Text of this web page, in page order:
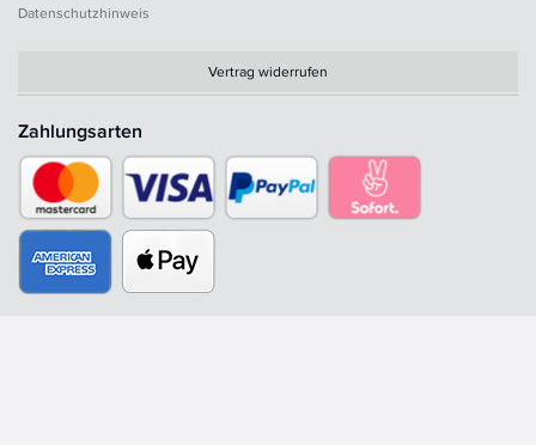
Datenschutzhinweis
Vertrag widerrufen
Zahlungsarten